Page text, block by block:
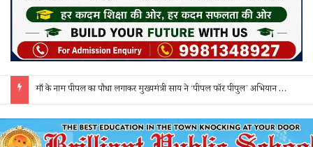
माँ के नाम पीपल का पौधा लगाकर मुख्यमंत्री साय ने ‘पीपल फॉर पीपुल’ अभियान की शुरुआत की